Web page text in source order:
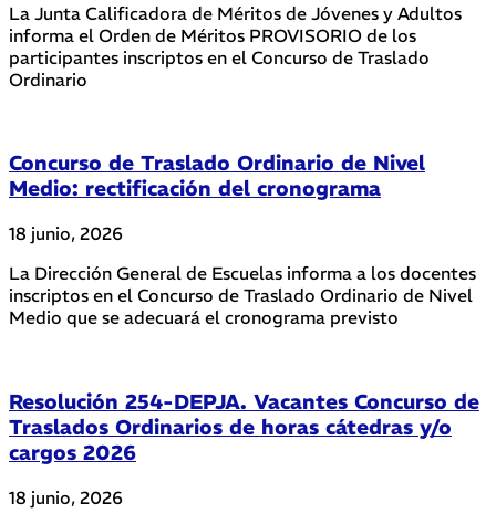
La Junta Calificadora de Méritos de Jóvenes y Adultos
informa el Orden de Méritos PROVISORIO de los
participantes inscriptos en el Concurso de Traslado
Ordinario
Concurso de Traslado Ordinario de Nivel
Medio: rectificación del cronograma
18 junio, 2026
La Dirección General de Escuelas informa a los docentes
inscriptos en el Concurso de Traslado Ordinario de Nivel
Medio que se adecuará el cronograma previsto
Resolución 254-DEPJA. Vacantes Concurso de
Traslados Ordinarios de horas cátedras y/o
cargos 2026
18 junio, 2026